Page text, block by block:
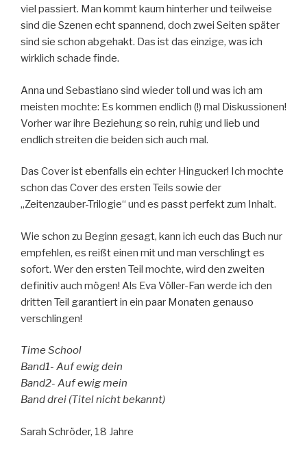
viel passiert. Man kommt kaum hinterher und teilweise
sind die Szenen echt spannend, doch zwei Seiten später
sind sie schon abgehakt. Das ist das einzige, was ich
wirklich schade finde.
Anna und Sebastiano sind wieder toll und was ich am
meisten mochte: Es kommen endlich (!) mal Diskussionen!
Vorher war ihre Beziehung so rein, ruhig und lieb und
endlich streiten die beiden sich auch mal.
Das Cover ist ebenfalls ein echter Hingucker! Ich mochte
schon das Cover des ersten Teils sowie der
„Zeitenzauber-Trilogie“ und es passt perfekt zum Inhalt.
Wie schon zu Beginn gesagt, kann ich euch das Buch nur
empfehlen, es reißt einen mit und man verschlingt es
sofort. Wer den ersten Teil mochte, wird den zweiten
definitiv auch mögen! Als Eva Völler-Fan werde ich den
dritten Teil garantiert in ein paar Monaten genauso
verschlingen!
Time School
Band1- Auf ewig dein
Band2- Auf ewig mein
Band drei (Titel nicht bekannt)
Sarah Schröder, 18 Jahre